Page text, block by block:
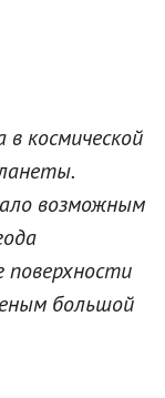
в космической
возможным
поверхности
большой